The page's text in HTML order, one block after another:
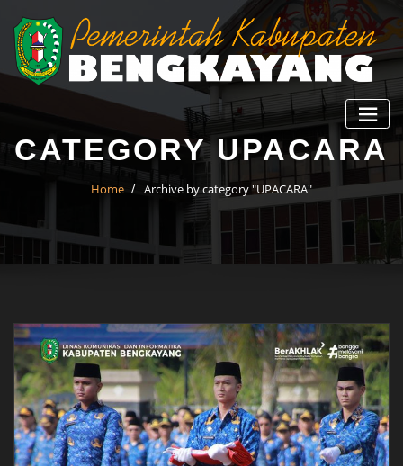
CATEGORY UPACARA
Home Archive by category "UPACARA"